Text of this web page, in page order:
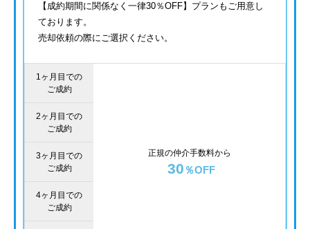
【成約期間に関係なく一律30％OFF】プランもご用意し
ております。
売却依頼の際にご選択ください。
1ヶ月目での
ご成約
正規の仲介手数料から
30 ％OFF
2ヶ月目での
ご成約
3ヶ月目での
ご成約
4ヶ月目での
ご成約